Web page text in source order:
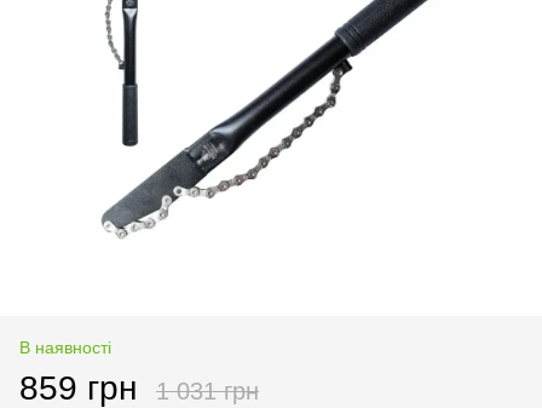
В наявності
859 грн 1 031 грн